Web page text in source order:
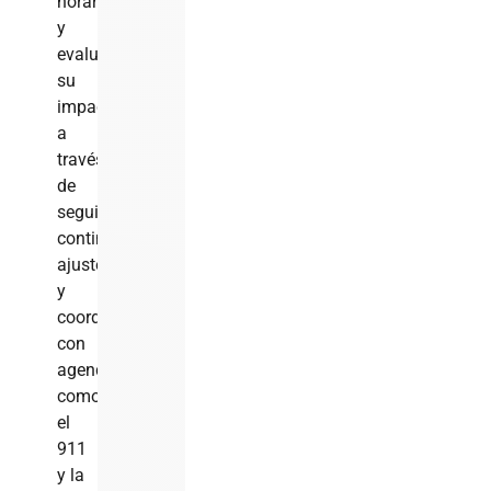
y
evaluarán
su
impacto
a
través
de
seguimiento
continuo,
ajustes
y
coordinación
con
agencias
como
el
911
y la